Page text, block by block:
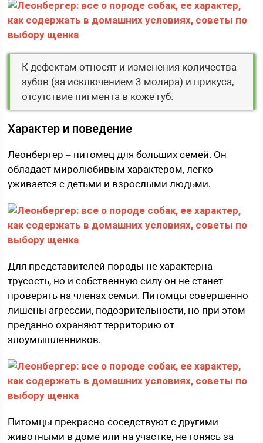
К дефектам относят и изменения количества
зубов (за исключением 3 моляра) и прикуса,
отсутствие пигмента в коже губ.
Характер и поведение
Леонбергер – питомец для больших семей. Он
обладает миролюбивым характером, легко
уживается с детьми и взрослыми людьми.
Для представителей породы не характерна
трусость, но и собственную силу он не станет
проверять на членах семьи. Питомцы совершенно
лишены агрессии, подозрительности, но при этом
преданно охраняют территорию от
злоумышленников.
Питомцы прекрасно соседствуют с другими
животными в доме или на участке, не гонясь за